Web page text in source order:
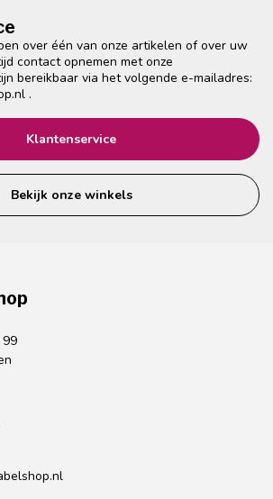
over één van onze artikelen of over uw
contact opnemen met onze
bereikbaar via het volgende e-mailadres:
.
Klantenservice
Bekijk onze winkels